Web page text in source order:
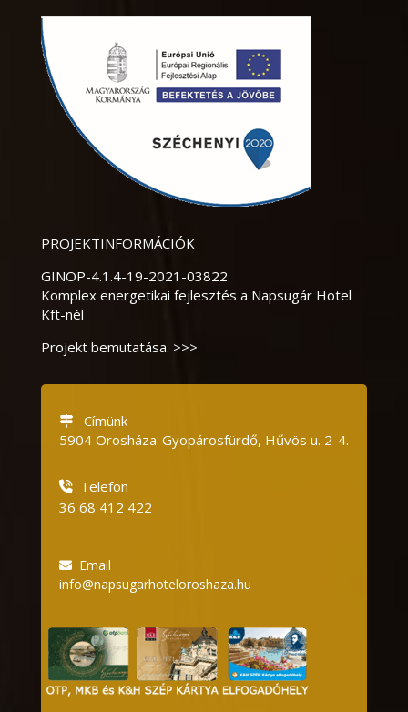
PROJEKTINFORMÁCIÓK
GINOP-4.1.4-19-2021-03822
Komplex energetikai fejlesztés a Napsugár Hotel
Kft-nél
Projekt bemutatása. >>>
Címünk
5904 Orosháza-Gyopárosfürdő, Hűvös u. 2-4.
Telefon
36 68 412 422
Email
info@napsugarhoteloroshaza.hu